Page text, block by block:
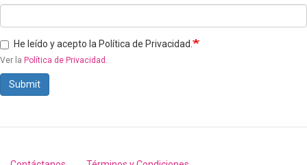
He leído y acepto la Política de Privacidad.
Ver la Política de Privacidad .
Submit